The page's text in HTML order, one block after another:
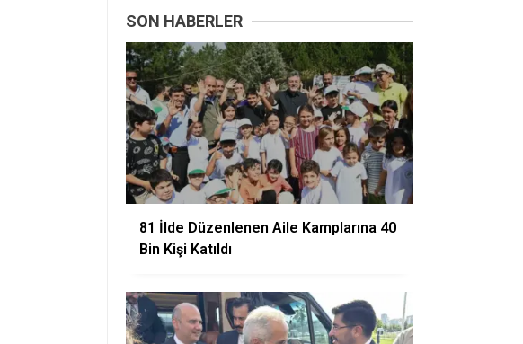
SON HABERLER
81 İlde Düzenlenen Aile Kamplarına 40
Bin Kişi Katıldı